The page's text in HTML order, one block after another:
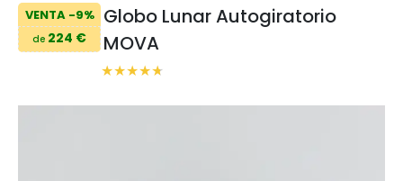
VENTA -9%
de 224 €
Globo Lunar Autogiratorio
MOVA